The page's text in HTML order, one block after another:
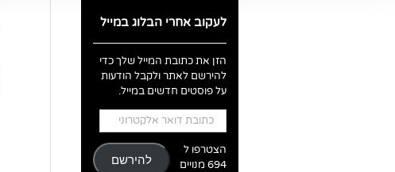
לעקוב אחרי הבלוג במייל
הזן את כתובת המייל שלך כדי
להירשם לאתר ולקבל הודעות
על פוסטים חדשים במייל.
כתובת
דואר
אלקטרוני
להירשם
הצטרפו ל
694 מנויים